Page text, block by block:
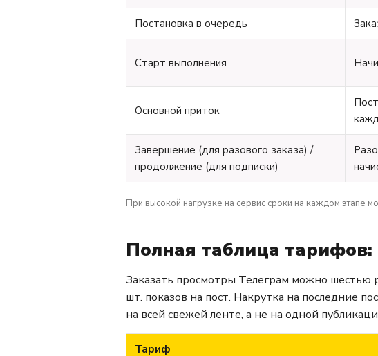
Постановка в очередь
Старт выполнения
Основной приток
Завершение (для разового заказа) /
продолжение (для подписки)
При высокой нагрузке на сервис сроки на каждом этапе
Полная таблица
Заказать просмотры Телеграм можно шестью
шт. показов на пост. Накрутка на последние
на всей свежей ленте, а не на одной
Тариф